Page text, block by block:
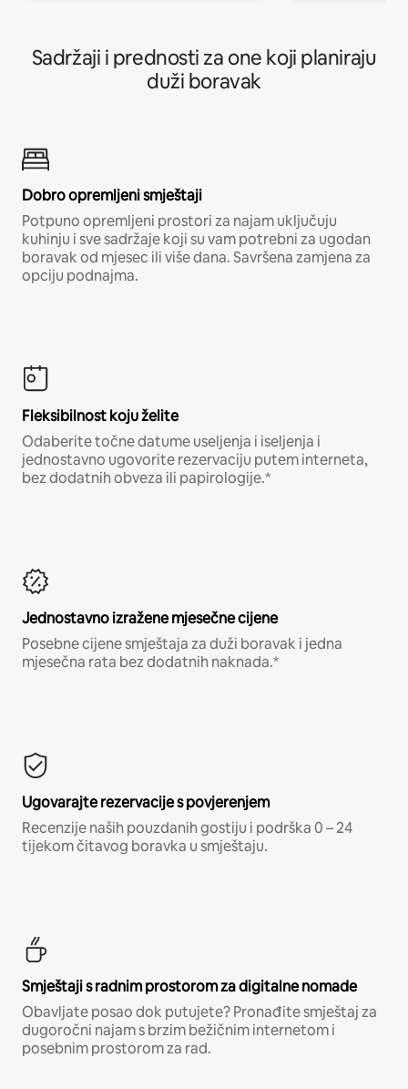
Sadržaji i prednosti za one koji planiraju
duži boravak
Dobro opremljeni smještaji
Potpuno opremljeni prostori za najam uključuju
kuhinju i sve sadržaje koji su vam potrebni za ugodan
boravak od mjesec ili više dana. Savršena zamjena za
opciju podnajma.
Fleksibilnost koju želite
Odaberite točne datume useljenja i iseljenja i
jednostavno ugovorite rezervaciju putem interneta,
bez dodatnih obveza ili papirologije.*
Jednostavno izražene mjesečne cijene
Posebne cijene smještaja za duži boravak i jedna
mjesečna rata bez dodatnih naknada.*
Ugovarajte rezervacije s povjerenjem
Recenzije naših pouzdanih gostiju i podrška 0 – 24
tijekom čitavog boravka u smještaju.
Smještaji s radnim prostorom za digitalne nomade
Obavljate posao dok putujete? Pronađite smještaj za
dugoročni najam s brzim bežičnim internetom i
posebnim prostorom za rad.